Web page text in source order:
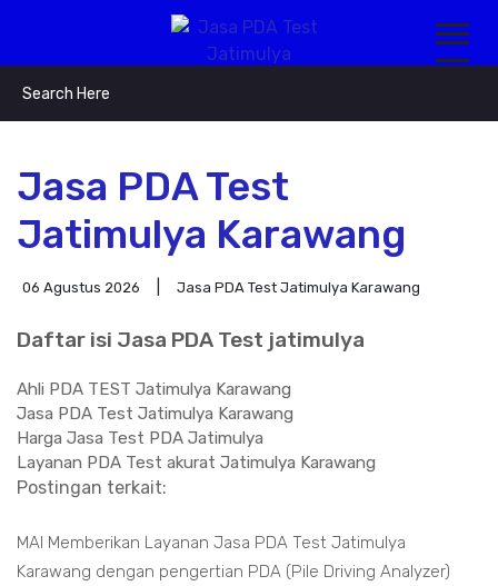
Jasa PDA Test
Jatimulya Karawang
06 Agustus 2026 Jasa PDA Test Jatimulya Karawang
Daftar isi Jasa PDA Test jatimulya
Ahli PDA TEST Jatimulya Karawang
Jasa PDA Test Jatimulya Karawang
Harga Jasa Test PDA Jatimulya
Layanan PDA Test akurat Jatimulya Karawang
Postingan terkait:
MAI Memberikan Layanan Jasa PDA Test Jatimulya
Karawang dengan pengertian PDA (Pile Driving Analyzer)